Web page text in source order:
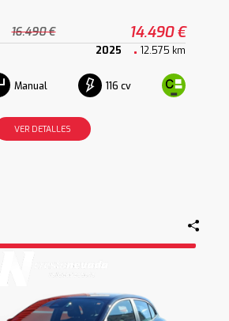
16.490 € 14.490 €
2025 12.575 km
Manual 116 cv
VER DETALLES